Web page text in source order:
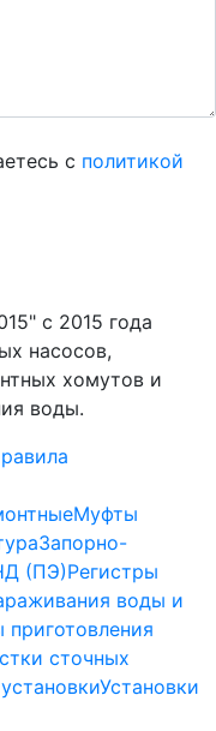
с политикой
с 2015 года
насосов,
хомутов и
воды.
Муфты
Запорно-
(ПЭ)Регистры
воды и
сточных
Установки